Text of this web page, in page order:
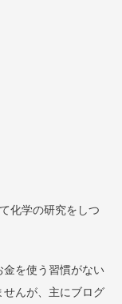
化学の研究をしつ
を使う習慣がない
んが、主にブログ